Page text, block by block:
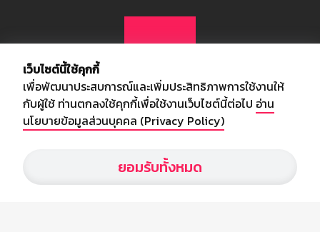
เกี่ยวกับเรา
อัพเดทข่าวสารวงการกีฬา ฟุตบอล ผลบอล ผลฟุตบอลทั่วโลก ฟรีเมียร์
ลีก ไทยลีก ฟุตบอลโลก ยูฟ่าแซมเปี้ยนส์ลีก พร้อมทั้งวิเคราะห์บอล จาก
เว็บไซต์นี้ใช้คุกกี้
เพื่อพัฒนาประสบการณ์และเพิ่มประสิทธิภาพการใช้งานให้
กับผู้ใช้ ท่านตกลงใช้คุกกี้เพื่อใช้งานเว็บไซต์นี้ต่อไป อ่าน
นโยบายข้อมูลส่วนบุคคล (Privacy Policy)
ยอมรับทั้งหมด